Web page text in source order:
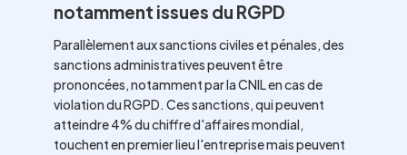
notamment issues du RGPD
Parallèlement aux sanctions civiles et pénales, des
sanctions administratives peuvent être
prononcées, notamment par la CNIL en cas de
violation du RGPD. Ces sanctions, qui peuvent
atteindre 4% du chiffre d'affaires mondial,
touchent en premier lieu l'entreprise mais peuvent